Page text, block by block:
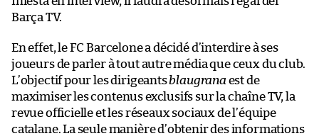
Barça TV.
En effet, le FC Barcelone a décidé d’interdire à ses
joueurs de parler à tout autre média que ceux du club.
L’objectif pour les dirigeantsblaugrana est de
maximiser les contenus exclusifs sur la chaîne TV, la
revue officielle et les réseaux sociaux de l’équipe
catalane. La seule manière d’obtenir des informations